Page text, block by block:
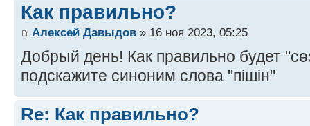
Как правильно?
Алексей Давыдов » 16 ноя 2023, 05:25
Добрый день! Как правильно будет
подскажите синоним слова "пішін"
Re: Как правильно?